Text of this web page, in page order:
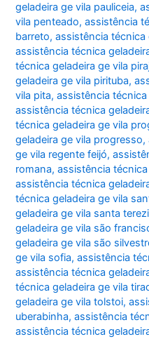
geladeira ge vila pauliceia,
vila penteado,assistência
barreto,assistência técnica
assistência técnica
técnica geladeira ge vila
geladeira ge vila pirituba,
vila pita,assistência
assistência técnica
técnica geladeira ge vila
geladeira ge vila progresso,
ge vila regente feijó,
romana,assistência
assistência técnica
técnica geladeira ge vila
geladeira ge vila santa
geladeira ge vila são
geladeira ge vila são
ge vila sofia,assistência
assistência técnica
técnica geladeira ge vila
geladeira ge vila tolstoi,
uberabinha,assistência
assistência técnica